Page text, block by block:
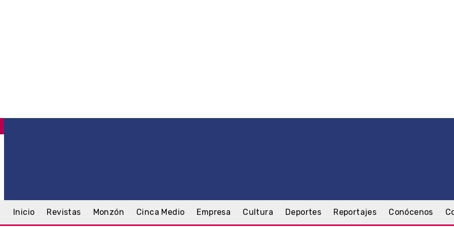
Inicio Revistas Monzón Cinca Medio Empresa Cultura Deportes Reportajes Conócenos